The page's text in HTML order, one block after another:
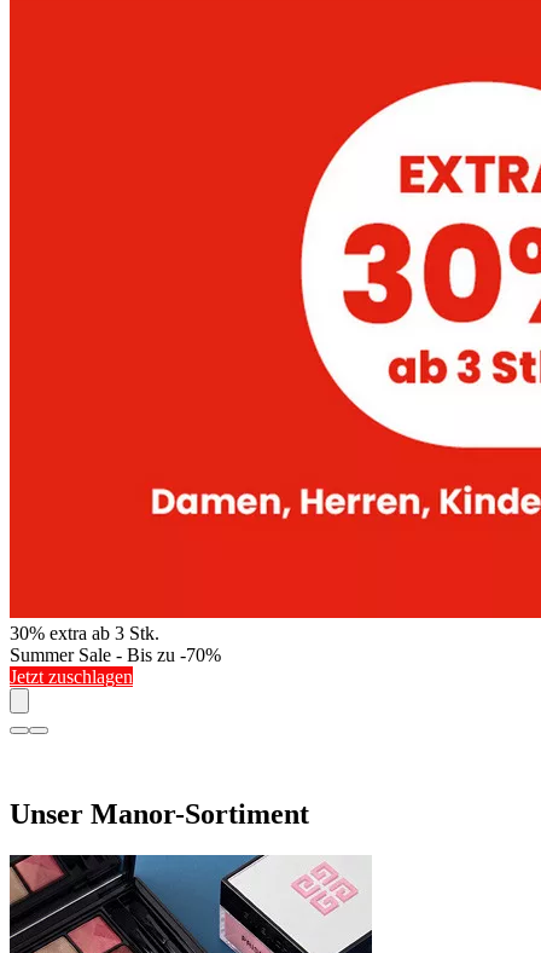
30% extra ab 3 Stk.
Summer Sale - Bis zu -70%
Jetzt zuschlagen
Unser Manor-Sortiment